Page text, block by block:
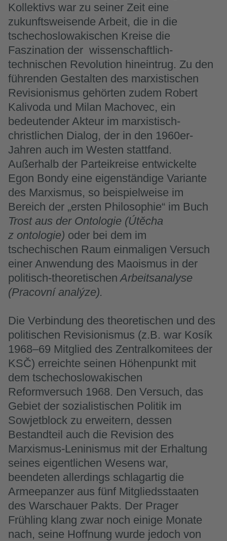
Kollektivs war zu seiner Zeit eine
zukunftsweisende Arbeit, die in die
tschechoslowakischen Kreise die
Faszination der wissenschaftlich-
technischen Revolution hineintrug. Zu den
führenden Gestalten des marxistischen
Revisionismus gehörten zudem Robert
Kalivoda und Milan Machovec, ein
bedeutender Akteur im marxistisch-
christlichen Dialog, der in den 1960er-
Jahren auch im Westen stattfand.
Außerhalb der Parteikreise entwickelte
Egon Bondy eine eigenständige Variante
des Marxismus, so beispielweise im
Bereich der „ersten Philosophie“ im Buch
Trost aus der Ontologie (Útěcha
z ontologie) oder bei dem im
tschechischen Raum einmaligen Versuch
einer Anwendung des Maoismus in der
politisch-theoretischen Arbeitsanalyse
(Pracovní analýze).
Die Verbindung des theoretischen und des
politischen Revisionismus (z.B. war Kosík
1968–69 Mitglied des Zentralkomitees der
KSČ) erreichte seinen Höhenpunkt mit
dem tschechoslowakischen
Reformversuch 1968. Den Versuch, das
Gebiet der sozialistischen Politik im
Sowjetblock zu erweitern, dessen
Bestandteil auch die Revision des
Marxismus-Leninismus mit der Erhaltung
seines eigentlichen Wesens war,
beendeten allerdings schlagartig die
Armeepanzer aus fünf Mitgliedsstaaten
des Warschauer Pakts. Der Prager
Frühling klang zwar noch einige Monate
nach, seine Hoffnung wurde jedoch von